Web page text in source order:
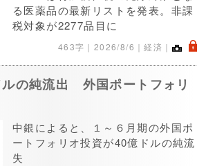
る医薬品の最新リストを発表。非課
税対象が2277品目に
463字｜ 2026/8/6 ｜経済｜ .
の純流出 外国ポートフォリ
中銀によると、１～６月期の外国ポ
ートフォリオ投資が40億ドルの純流
失